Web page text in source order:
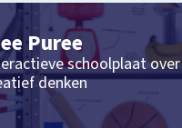
Puree
schoolplaat over
denken